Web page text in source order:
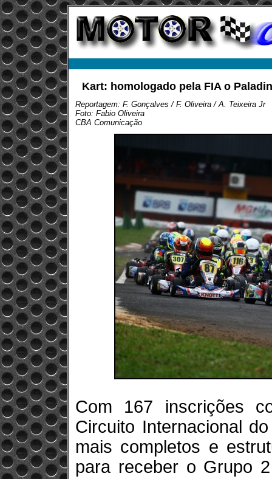
Kart: homologado pela FIA o
Reportagem: F. Gonçalves / F. Oliveira / A. Teixeira Jr
Foto: Fabio Oliveira
CBA Comunicação
Com 167 inscrições
Circuito Internacional
mais completos e
para receber o Grupo